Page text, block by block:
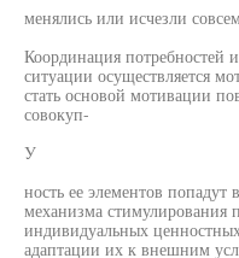
менялись или исчезли
Координация потребностей
ситуации осуществляется
стать основой мотивации
совокуп-
У
ность ее элементов попадут
механизма стимулирования
индивидуальных
адаптации их к внешним